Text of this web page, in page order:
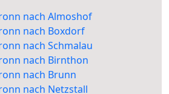
nach Almoshof
nach Boxdorf
nach Schmalau
nach Birnthon
nach Brunn
nach Netzstall